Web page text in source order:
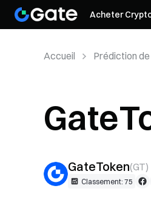
Acheter
Accueil Prédiction
GateToken(GT)
Classement: 75